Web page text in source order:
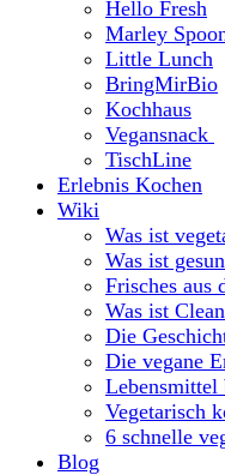
Hello Fresh
Marley
Little Lunch
BringMirBio
Kochhaus
Vegansnack
TischLine
Erlebnis Kochen
Wiki
Was ist
Was ist
Frisches aus
Was ist
Die
Die vegane
Lebensmittel
Vegetarisch
6 schnelle
Blog